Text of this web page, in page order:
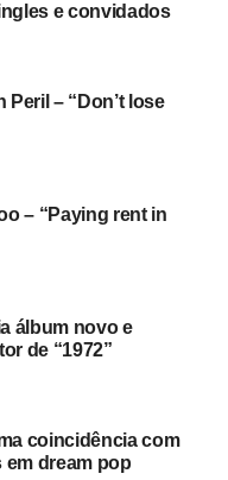
e convidados
– “Don’t lose
– “Paying rent in
álbum novo e
de “1972”
coincidência com
dream pop